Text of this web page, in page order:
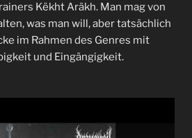
Këkht Aräkh. Man mag von
was man will, aber tatsächlich
im Rahmen des Genres mit
und Eingängigkeit.